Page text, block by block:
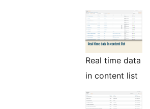
Real time data
in content list